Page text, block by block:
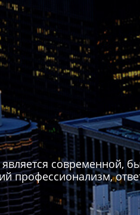
современной,
профессионализм,